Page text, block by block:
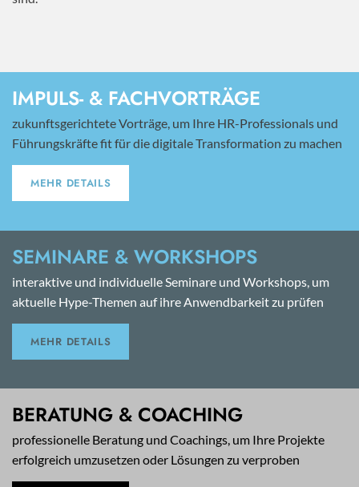
IMPULS- & FACHVORTRÄGE
zukunftsgerichtete Vorträge, um Ihre HR-Professionals und
Führungskräfte fit für die digitale Transformation zu machen
MEHR DETAILS
SEMINARE & WORKSHOPS
interaktive und individuelle Seminare und Workshops, um
aktuelle Hype-Themen auf ihre Anwendbarkeit zu prüfen
MEHR DETAILS
BERATUNG & COACHING
professionelle Beratung und Coachings, um Ihre Projekte
erfolgreich umzusetzen oder Lösungen zu verproben